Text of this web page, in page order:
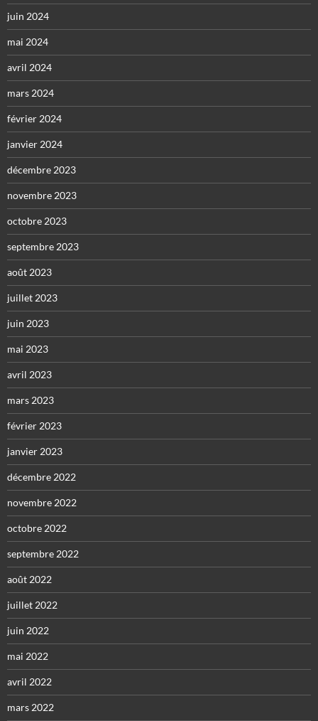
juin 2024
mai 2024
avril 2024
mars 2024
février 2024
janvier 2024
décembre 2023
novembre 2023
octobre 2023
septembre 2023
août 2023
juillet 2023
juin 2023
mai 2023
avril 2023
mars 2023
février 2023
janvier 2023
décembre 2022
novembre 2022
octobre 2022
septembre 2022
août 2022
juillet 2022
juin 2022
mai 2022
avril 2022
mars 2022